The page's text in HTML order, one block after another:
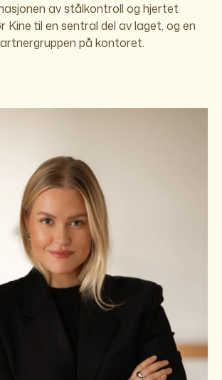
av stålkontroll og hjertet
Kine til en sentral del av laget, og en
på kontoret.